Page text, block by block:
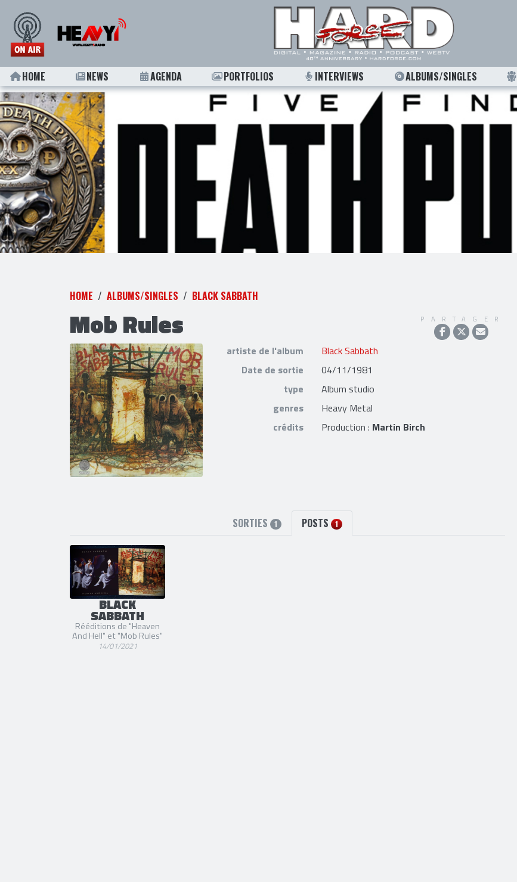
HOME NEWS AGENDA PORTFOLIOS INTERVIEWS ALBUMS/SINGLES
HOME ALBUMS/SINGLES BLACK SABBATH
Mob Rules PARTAGER
artiste de l'album
Black Sabbath
Date de sortie
04/11/1981
type
Album studio
genres
Heavy Metal
crédits
Production : Martin Birch
SORTIES 1 POSTS 1
BLACK
SABBATH
Rééditions de "Heaven
And Hell" et "Mob Rules"
14/01/2021